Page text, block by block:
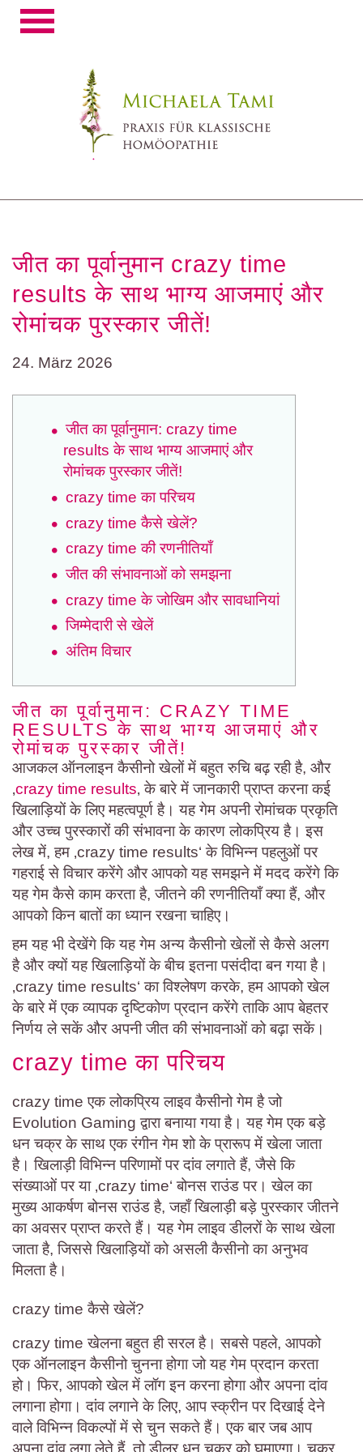
Toggle
जीत का पूर्वानुमान crazy time
results के साथ भाग्य आजमाएं और
रोमांचक पुरस्कार जीतें!
24. März 2026
जीत का पूर्वानुमान: crazy time
results के साथ भाग्य आजमाएं और
रोमांचक पुरस्कार जीतें!
crazy time का परिचय
crazy time कैसे खेलें?
crazy time की रणनीतियाँ
जीत की संभावनाओं को समझना
crazy time के जोखिम और सावधानियां
जिम्मेदारी से खेलें
अंतिम विचार
जीत का पूर्वानुमान: CRAZY TIME
RESULTS के साथ भाग्य आजमाएं और
रोमांचक पुरस्कार जीतें!
आजकल ऑनलाइन कैसीनो खेलों में बहुत रुचि बढ़ रही है, और
‚crazy time results‚ के बारे में जानकारी प्राप्त करना कई
खिलाड़ियों के लिए महत्वपूर्ण है। यह गेम अपनी रोमांचक प्रकृति
और उच्च पुरस्कारों की संभावना के कारण लोकप्रिय है। इस
लेख में, हम ‚crazy time results‘ के विभिन्न पहलुओं पर
गहराई से विचार करेंगे और आपको यह समझने में मदद करेंगे कि
यह गेम कैसे काम करता है, जीतने की रणनीतियाँ क्या हैं, और
आपको किन बातों का ध्यान रखना चाहिए।
हम यह भी देखेंगे कि यह गेम अन्य कैसीनो खेलों से कैसे अलग
है और क्यों यह खिलाड़ियों के बीच इतना पसंदीदा बन गया है।
‚crazy time results‘ का विश्लेषण करके, हम आपको खेल
के बारे में एक व्यापक दृष्टिकोण प्रदान करेंगे ताकि आप बेहतर
निर्णय ले सकें और अपनी जीत की संभावनाओं को बढ़ा सकें।
crazy time का परिचय
crazy time एक लोकप्रिय लाइव कैसीनो गेम है जो
Evolution Gaming द्वारा बनाया गया है। यह गेम एक बड़े
धन चक्र के साथ एक रंगीन गेम शो के प्रारूप में खेला जाता
है। खिलाड़ी विभिन्न परिणामों पर दांव लगाते हैं, जैसे कि
संख्याओं पर या ‚crazy time‘ बोनस राउंड पर। खेल का
मुख्य आकर्षण बोनस राउंड है, जहाँ खिलाड़ी बड़े पुरस्कार जीतने
का अवसर प्राप्त करते हैं। यह गेम लाइव डीलरों के साथ खेला
जाता है, जिससे खिलाड़ियों को असली कैसीनो का अनुभव
मिलता है।
crazy time कैसे खेलें?
crazy time खेलना बहुत ही सरल है। सबसे पहले, आपको
एक ऑनलाइन कैसीनो चुनना होगा जो यह गेम प्रदान करता
हो। फिर, आपको खेल में लॉग इन करना होगा और अपना दांव
लगाना होगा। दांव लगाने के लिए, आप स्क्रीन पर दिखाई देने
वाले विभिन्न विकल्पों में से चुन सकते हैं। एक बार जब आप
अपना दांव लगा लेते हैं, तो डीलर धन चक्र को घुमाएगा। चक्र